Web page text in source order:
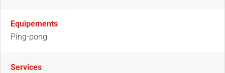
Equipements
Ping-pong
Services